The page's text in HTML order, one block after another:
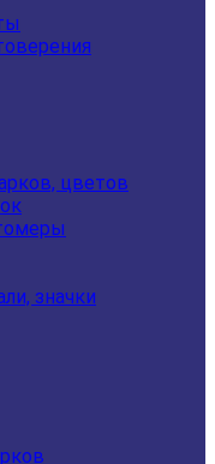
цветов
значки